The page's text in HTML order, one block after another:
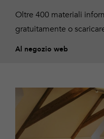
Oltre 400 materiali
gratuitamente o
Al negozio web
Formazione